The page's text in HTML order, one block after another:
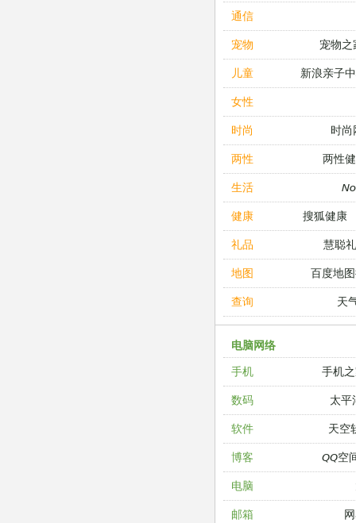
通信
宠物 宠物之
儿童 新浪亲子
女性
时尚 时尚
两性 两性
生活
健康 搜狐健康
礼品 慧聪
地图 百度地
查询 天
电脑网络
手机
手机
数码 太平
软件 天空
博客 QQ空
电脑
邮箱